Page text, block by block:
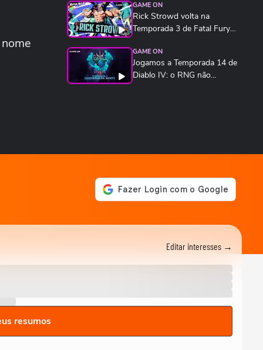
GAME ON
Rick Strowd volta na
Temporada 3 de Fatal Fury:
GAME ON
Jogamos a Temporada 14 de
Diablo IV: o RNG não
F1 25 ganha a temporada
Madri e Audi no grid
GAME ON
Kenshiro estreia em Fatal
quanto parece
Devil May Cry 5 chega no
Cinco jogos de futebol mais
bizarros que existem
Editar interesses →
resumos